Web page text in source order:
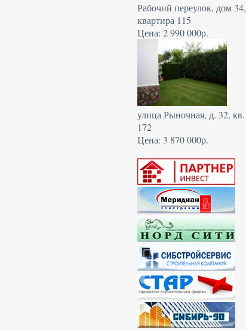
Рабочий переулок, дом 34,
квартира 115
Цена: 2 990 000р.
улица Рыночная, д. 32, кв.
172
Цена: 3 870 000р.